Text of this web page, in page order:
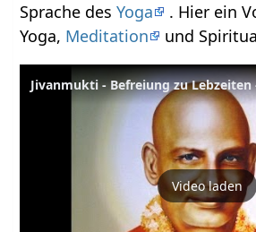
Sprache desYoga
. Hier ein
Yoga, Meditation und
Jivanmukti - Befreiung zu
Video laden